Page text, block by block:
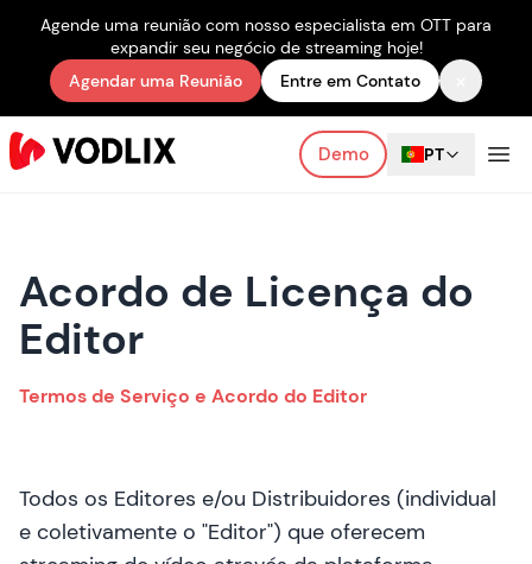
Agende uma reunião com nosso especialista em OTT para
expandir seu negócio de streaming hoje!
Agendar uma Reunião
Entre em Contato
Demo PT
Acordo de Licença do
Editor
Termos de Serviço e Acordo do Editor
Todos os Editores e/ou Distribuidores (individual
e coletivamente o "Editor") que oferecem